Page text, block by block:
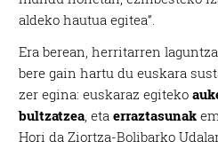
aldeko hautua egitea”.
Era berean, herritarren
bere gain hartu du euskara
zer egina: euskaraz egiteko
bultzatzea, etaerraztasunak
Hori da Ziortza-Bolibarko